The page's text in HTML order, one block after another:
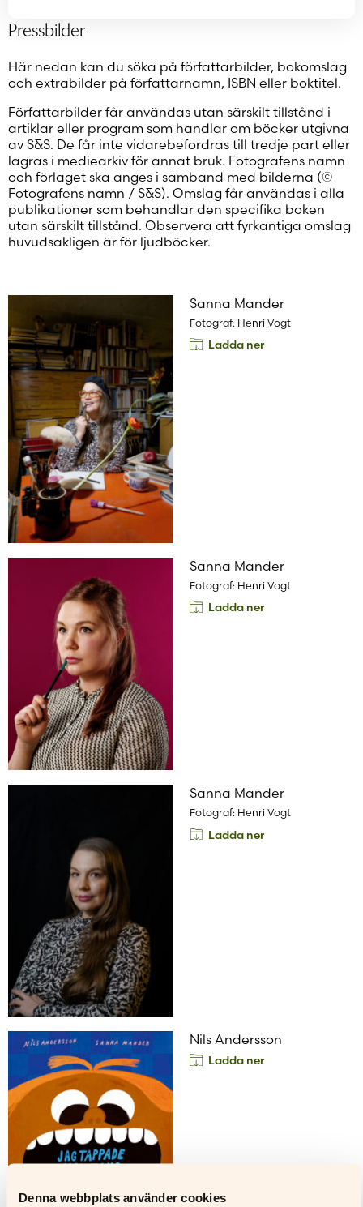
Denna webbplats använder cookies
Pressbilder
Här nedan kan du söka på författarbilder, bokomslag
och extrabilder på författarnamn, ISBN eller boktitel.
Författarbilder får användas utan särskilt tillstånd i
artiklar eller program som handlar om böcker utgivna
av S&S. De får inte vidarebefordras till tredje part eller
lagras i mediearkiv för annat bruk. Fotografens namn
och förlaget ska anges i samband med bilderna (©
Fotografens namn / S&S). Omslag får användas i alla
publikationer som behandlar den specifika boken
utan särskilt tillstånd. Observera att fyrkantiga omslag
huvudsakligen är för ljudböcker.
Sanna Mander
Fotograf: Henri Vogt
Ladda ner
Sanna Mander
Fotograf: Henri Vogt
Ladda ner
Sanna Mander
Fotograf: Henri Vogt
Ladda ner
Nils Andersson
Ladda ner